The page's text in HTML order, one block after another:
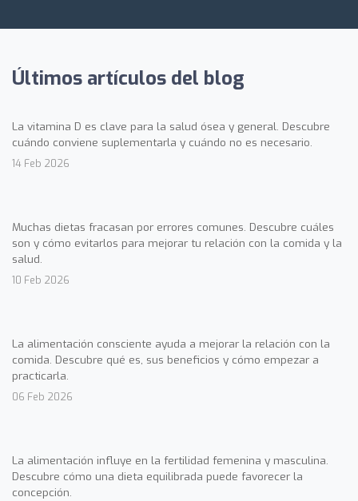
Últimos artículos del blog
La vitamina D es clave para la salud ósea y general. Descubre
cuándo conviene suplementarla y cuándo no es necesario.
14 Feb 2026
Muchas dietas fracasan por errores comunes. Descubre cuáles
son y cómo evitarlos para mejorar tu relación con la comida y la
salud.
10 Feb 2026
La alimentación consciente ayuda a mejorar la relación con la
comida. Descubre qué es, sus beneficios y cómo empezar a
practicarla.
06 Feb 2026
La alimentación influye en la fertilidad femenina y masculina.
Descubre cómo una dieta equilibrada puede favorecer la
concepción.